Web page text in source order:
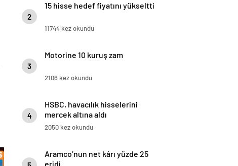
2
15 hisse hedef fiyatını yükseltti
11744 kez okundu
3
Motorine 10 kuruş zam
2106 kez okundu
4
HSBC, havacılık hisselerini
mercek altına aldı
2050 kez okundu
Aramco’nun net kârı yüzde 25
eridi